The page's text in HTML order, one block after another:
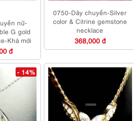
nữ-
G gold
Khá mới
đ
0750-Dây chuyền-Silver
color & Citrine gemstone
necklace
368,000 đ
- 14%